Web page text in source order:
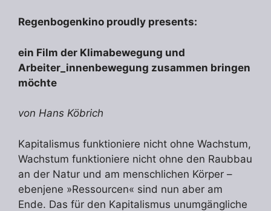
Regenbogenkino proudly presents:
ein Film der Klimabewegung und
Arbeiter_innenbewegung zusammen bringen
möchte
von Hans Köbrich
Kapitalismus funktioniere nicht ohne Wachstum,
Wachstum funktioniere nicht ohne den Raubbau
an der Natur und am menschlichen Körper –
ebenjene »Ressourcen« sind nun aber am
Ende. Das für den Kapitalismus unumgängliche